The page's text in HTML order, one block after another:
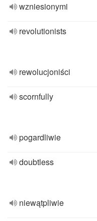
wzniesionymi
revolutionists
rewolucjoniści
scornfully
pogardliwie
doubtless
niewątpliwie